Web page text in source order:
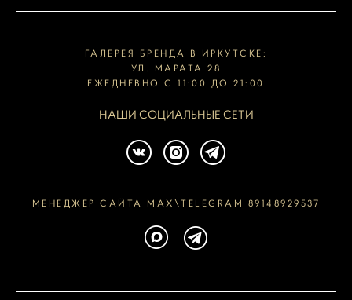
ГАЛЕРЕЯ БРЕНДА В ИРКУТСКЕ:
УЛ. МАРАТА 28
ЕЖЕДНЕВНО С 11:00 ДО 21:00
НАШИ СОЦИАЛЬНЫЕ СЕТИ
МЕНЕДЖЕР САЙТА MAX\TELEGRAM 89148929537